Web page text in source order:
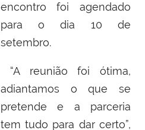
encontro foi agendado
para o dia 10 de
setembro.
“A reunião foi ótima,
adiantamos o que se
pretende e a parceria
tem tudo para dar certo”,